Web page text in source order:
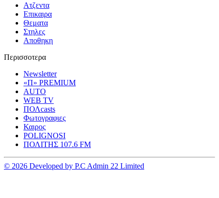
Ατζεντα
Επικαιρα
Θεματα
Στηλες
Αποθηκη
Περισσοτερα
Newsletter
«Π» PREMIUM
AUTO
WEB TV
ΠΟΛcasts
Φωτογραφιες
Καιρος
POLIGNOSI
ΠΟΛΙΤΗΣ 107.6 FM
© 2026 Developed by P.C Admin 22 Limited